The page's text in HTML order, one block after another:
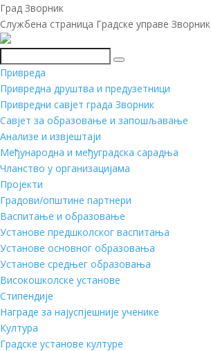
Град Зворник
Службена страница Градске управе Зворник
Претражи
Привреда
Привредна друштва и предузетници
Привредни савјет града Зворник
Савјет за образовање и запошљавање
Анализе и извјештаји
Међународна и међуградска сарадња
Чланство у организацијама
Пројекти
Градови/општине партнери
Васпитање и образовање
Установе предшколског васпитања
Установе основног образовања
Установе средњег образовања
Високошколске установе
Стипендије
Награде за најуспјешније ученике
Култура
Градске установе културе